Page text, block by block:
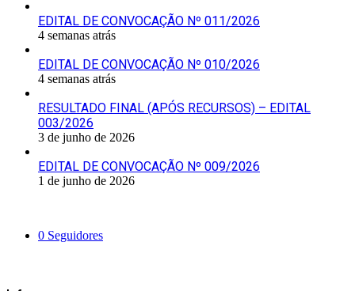
EDITAL DE CONVOCAÇÃO Nº 011/2026
4 semanas atrás
EDITAL DE CONVOCAÇÃO Nº 010/2026
4 semanas atrás
RESULTADO FINAL (APÓS RECURSOS) – EDITAL
003/2026
3 de junho de 2026
EDITAL DE CONVOCAÇÃO Nº 009/2026
1 de junho de 2026
0 Seguidores